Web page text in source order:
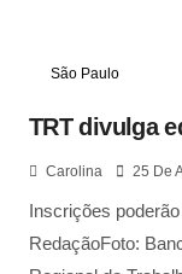
São Paulo
TRT divulga
Carolina 25 De
Inscrições
RedaçãoFoto: